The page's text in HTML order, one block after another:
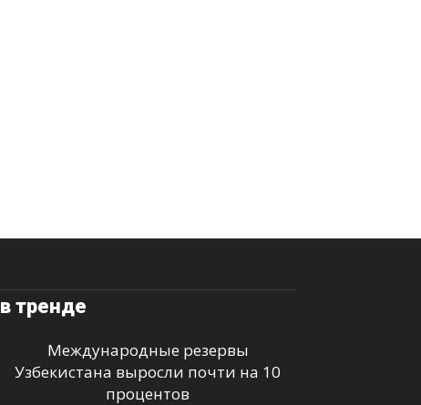
в тренде
Международные резервы
Узбекистана выросли почти на 10
процентов